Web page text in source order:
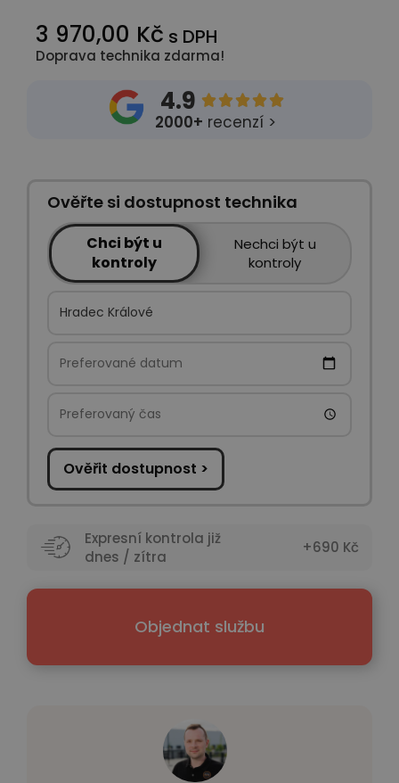
3 970,00 Kč s DPH
Doprava technika zdarma!
4.9 
2000+ recenzí >
Ověřte si dostupnost technika
Chci být u
kontroly
Nechci být u
kontroly
Ověřit dostupnost >
Expresní kontrola již
dnes / zítra
+690 Kč
Objednat službu